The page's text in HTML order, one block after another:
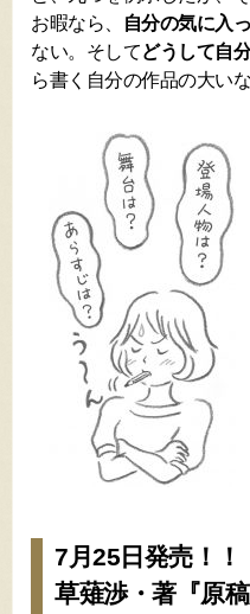
お暇なら、
自分の気に入
ない。そしてどうして自
ら書く自分の作品の大い
7月25日発売！！
草薙渉・著『原